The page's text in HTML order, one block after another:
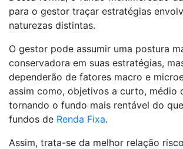
para o gestor traçar estratégias
naturezas distintas.
O gestor pode assumir uma postura
conservadora em suas estratégias,
dependerão de fatores macro e
assim como, objetivos a curto, médio
tornando o fundo mais rentável do
fundos de Renda Fixa.
Assim, trata-se da melhor relação